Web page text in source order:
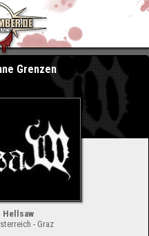
Grenzen
Hellsaw
- Graz